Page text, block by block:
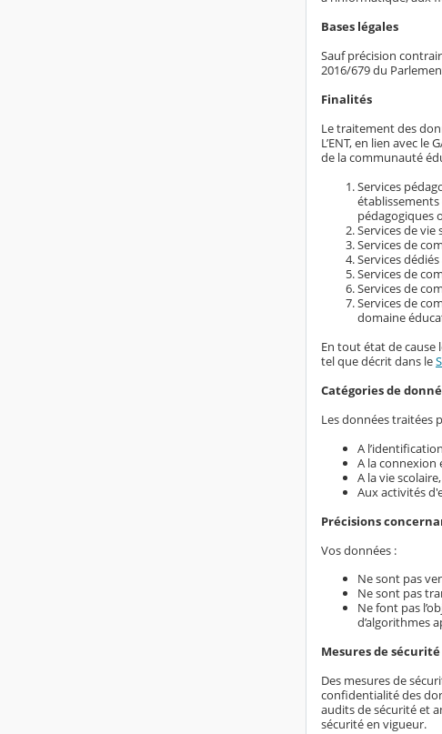
Bases légales
Sauf précision
2016/679 du
Finalités
Le traitement des
L’ENT, en lien avec le
de la communauté
Services
pédagogiques
Services de vie
Services de
Services
Services de
Services de
Services de
domaine
En tout état de cause
tel que décrit dans le
Catégories de
Les données traitées
A
A la connexion
A la vie scolaire,
Aux activités
Précisions
Vos données :
Ne sont pas
Ne sont pas
Ne font pas
d’algorithmes
Mesures de sécurité
Des mesures de
confidentialité des
audits de sécurité et
sécurité en vigueur.